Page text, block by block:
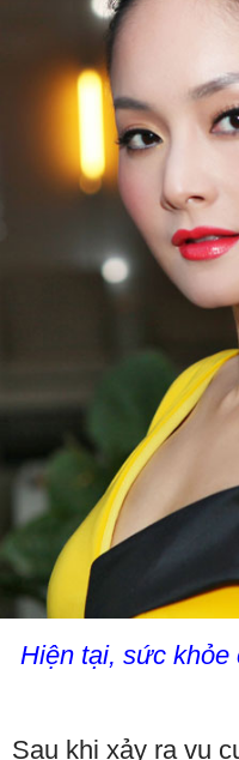
Hiện tại, sức
Sau khi xảy ra vụ